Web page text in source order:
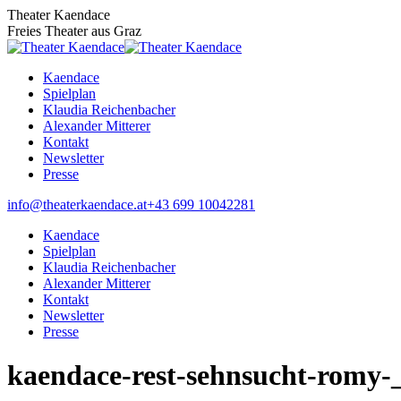
Zum
Inhalt
springen
Theater Kaendace
Freies Theater aus Graz
Kaendace
Spielplan
Klaudia Reichenbacher
Alexander Mitterer
Kontakt
Newsletter
Presse
Facebook
opens
new
window
info@theaterkaendace.at‭+43 699 10042281‬
Kaendace
Spielplan
Klaudia Reichenbacher
Alexander Mitterer
Kontakt
Newsletter
Presse
kaendace-rest-sehnsucht-romy-